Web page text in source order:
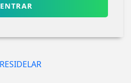
ENTRAR